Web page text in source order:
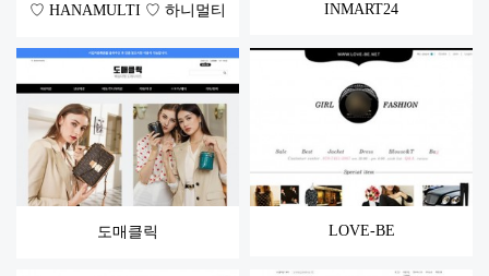
♡ HANAMULTI ♡ 하니멀티 INMART24
도매클릭 LOVE-BE